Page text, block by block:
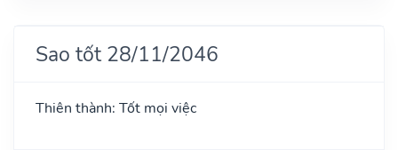
Sao tốt 28/11/2046
Thiên thành: Tốt mọi việc